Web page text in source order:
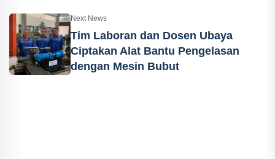
Next News
Tim Laboran dan Dosen Ubaya
Ciptakan Alat Bantu Pengelasan
dengan Mesin Bubut